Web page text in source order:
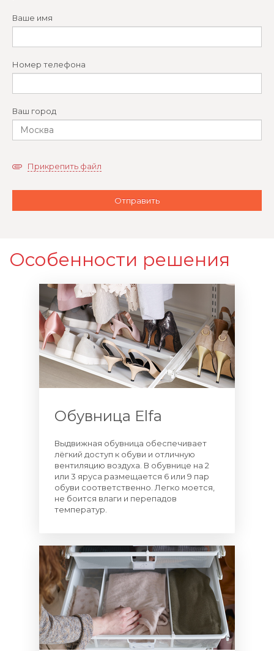
Ваше имя
Номер телефона
Ваш город
Прикрепить файл
Особенности решения
Обувница Elfa
Выдвижная обувница обеспечивает
лёгкий доступ к обуви и отличную
вентиляцию воздуха. В обувнице на 2
или 3 яруса размещается 6 или 9 пар
обуви соответственно. Легко моется,
не боится влаги и перепадов
температур.